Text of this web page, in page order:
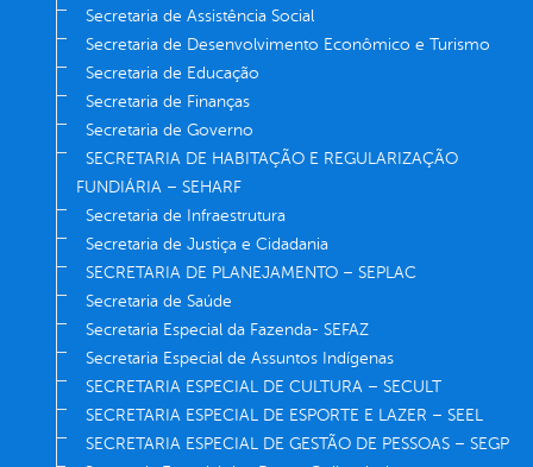
Secretaria de Assistência Social
Secretaria de Desenvolvimento Econômico e Turismo
Secretaria de Educação
Secretaria de Finanças
Secretaria de Governo
SECRETARIA DE HABITAÇÃO E REGULARIZAÇÃO
FUNDIÁRIA – SEHARF
Secretaria de Infraestrutura
Secretaria de Justiça e Cidadania
SECRETARIA DE PLANEJAMENTO – SEPLAC
Secretaria de Saúde
Secretaria Especial da Fazenda- SEFAZ
Secretaria Especial de Assuntos Indígenas
SECRETARIA ESPECIAL DE CULTURA – SECULT
SECRETARIA ESPECIAL DE ESPORTE E LAZER – SEEL
SECRETARIA ESPECIAL DE GESTÃO DE PESSOAS – SEGP